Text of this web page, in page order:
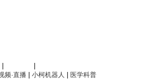
频·直播 小柯机器人 医学科普